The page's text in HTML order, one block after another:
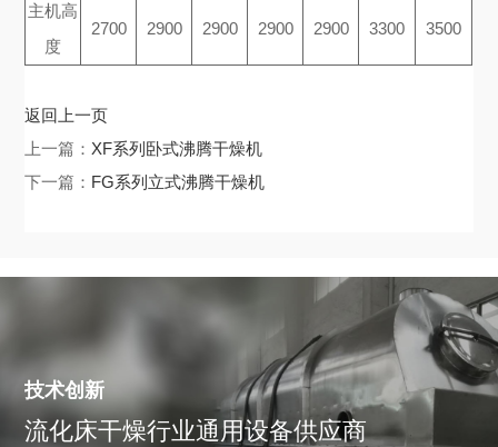
主机高
度
2700 2900 2900 2900 2900 3300 3500
返回上一页
上一篇： XF系列卧式沸腾干燥机
下一篇： FG系列立式沸腾干燥机
技术创新
流化床干燥行业通用设备供应商